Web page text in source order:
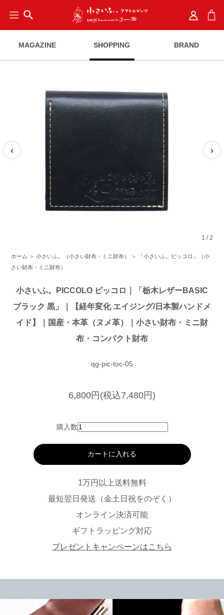
search
MAGAZINE SHOPPING BRAND
‹ ›
1 /2
ホーム ＞小さいふ。（小さい財布・ミニ財布） ＞
「小さいふ。ピッコロ」（小
さい財布・ミニ財布）
小さいふ。PICCOLO ピッコロ｜「栃木レザーBASIC
ブラック 黒」｜【経年変化 エイジング/日本製ハンドメ
イド】｜国産・本革（ヌメ革）｜小さい財布・ミニ財
布・コンパクト財布
qg-pic-toc-05
6,800円(税込7,480円)
購入数
カートに入れる
1万円以上送料無料
最短翌日発送（金土日祝をのぞく）
オンライン決済可能
ギフトラッピング対応
プレゼントキャンペーンはこちら